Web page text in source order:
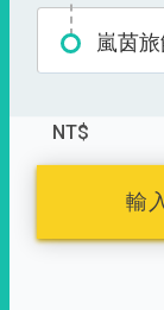
嵐茵
NT$
輸